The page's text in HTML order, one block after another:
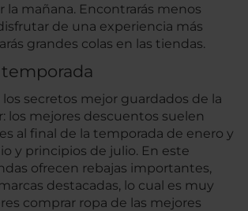
la mañana. Encontrarás menos
de una experiencia más
grandes colas en las tiendas.
secretos mejor guardados de la
los mejores descuentos suelen
al final de la temporada de enero y
y principios de julio. En este
ofrecen rebajas importantes,
destacadas, lo cual es muy
comprar ropa de las mejores